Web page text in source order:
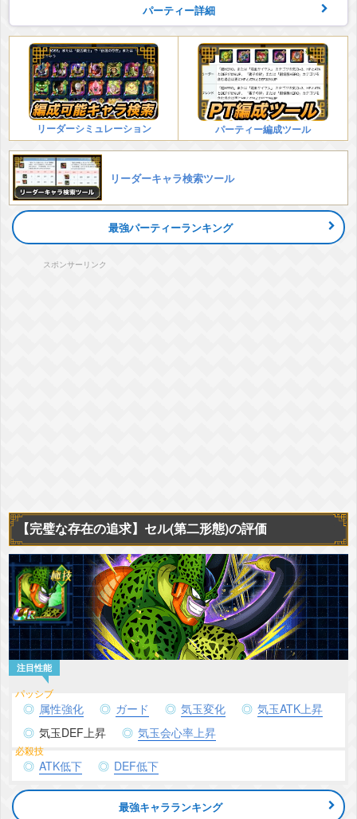
パーティー詳細
リーダーシミュレーション パーティー編成ツール
リーダーキャラ検索ツール
最強パーティーランキング
スポンサーリンク
【完璧な存在の追求】セル(第二形態)の評価
属性強化 ガード 気玉変化
気玉ATK上昇
気玉DEF上昇
気玉会心率上昇
ATK低下 DEF低下
最強キャラランキング